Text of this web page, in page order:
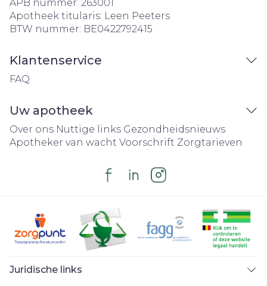
APB nummer: 263001
Apotheek titularis: Leen Peeters
BTW nummer: BE0422792415
Klantenservice
FAQ
Uw apotheek
Over ons Nuttige links Gezondheidsnieuws
Apotheker van wacht Voorschrift Zorgtarieven
Juridische links